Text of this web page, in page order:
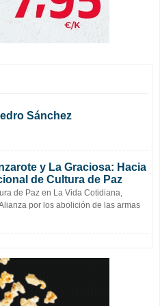
Sánchez
y La Graciosa: Hacia
de Cultura de Paz
de Paz en La Vida Cotidiana,
por los abolición de las armas